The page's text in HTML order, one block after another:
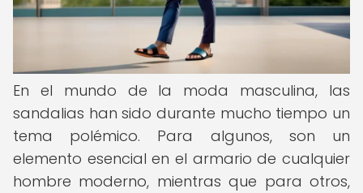
En el mundo de la moda masculina, las
sandalias han sido durante mucho tiempo un
tema polémico. Para algunos, son un
elemento esencial en el armario de cualquier
hombre moderno, mientras que para otros,